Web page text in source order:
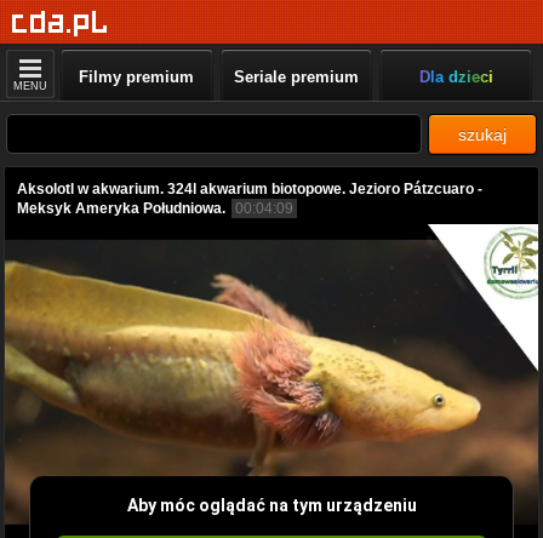
MENU Filmy premium Seriale premium Dla dzieci
szukaj
Aksolotl w akwarium. 324l akwarium biotopowe. Jezioro Pátzcuaro -
Meksyk Ameryka Południowa. 00:04:09
Aby móc oglądać na tym urządzeniu